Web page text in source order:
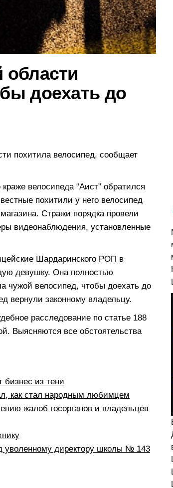
области
доехать до
похитила велосипед, сообщает
велосипеда “Аист” обратился
похитили у него велосипед
Стражи порядка провели
видеонаблюдения, установленные
Шардаринского РОП в
девушку. Она полностью
чужой велосипед, чтобы доехать до
вернули законному владельцу.
расследование по статье 188
Выясняются все обстоятельства
из тени
как стал народным любимцем
жалоб госорганов и владельцев
уволенному директору школы № 143